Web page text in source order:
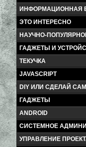
ИНФОРМАЦИОННАЯ
ЭТО ИНТЕРЕСНО
НАУЧНО-
ГАДЖЕТЫ И
ТЕКУЧКА
JAVASCRIPT
DIY ИЛИ СДЕЛАЙ САМ
ГАДЖЕТЫ
ANDROID
СИСТЕМНОЕ
УПРАВЛЕНИЕ